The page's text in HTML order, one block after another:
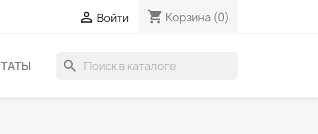
 Войти shopping_cart Корзина (0)
search